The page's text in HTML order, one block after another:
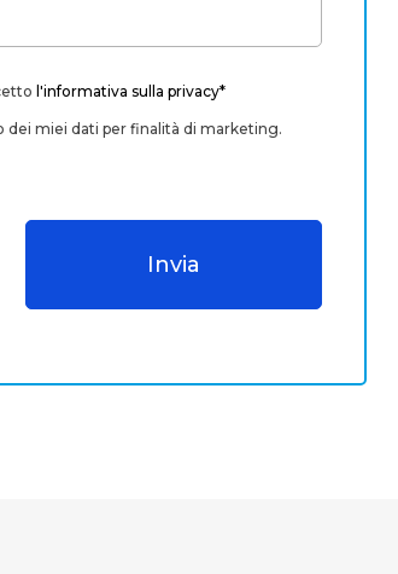
l'informativa sulla privacy*
miei dati per finalità di marketing.